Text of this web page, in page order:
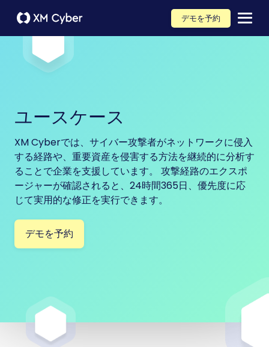
デモを予約
ユースケース
XM Cyberでは、サイバー攻撃者がネットワークに侵入
する経路や、重要資産を侵害する方法を継続的に分析す
ることで企業を支援しています。 攻撃経路のエクスポ
ージャーが確認されると、24時間365日、優先度に応
じて実用的な修正を実行できます。
デモを予約